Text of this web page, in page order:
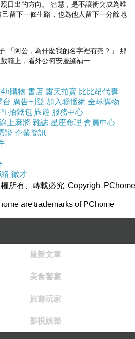
時候不是很容易加入話題
幫我帶話題等
對這些日本媽媽
知道從何聊起來比較好 笑
家的情報等
,
日出的方向。 智慧，是不讓衝突成為唯
留下一條生路，也為他人留下一分餘地
「阿公，為什麼我的名字裡有燕？」 那
箱上，看外公何安慶縫補一
購物 書店 露天拍賣 比比昂代購
台 廣告刊登 加入聯播網 全球購物
Pi 拍錢包 旅遊 服務中心
上麻將 雜誌 星座命理 會員中心
證 企業簡訊
絡 徵才
權所有、轉載必究 ‧Copyright PChome
are trademarks of PChome
最新文章
美食饗宴
旅遊玩家
影視娛樂